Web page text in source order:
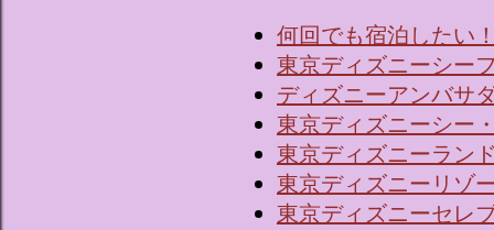
何回でも宿泊したい
東京ディズニーシー
ディズニーアンバサ
東京ディズニーシー
東京ディズニーラン
東京ディズニーリゾ
東京ディズニーセレ